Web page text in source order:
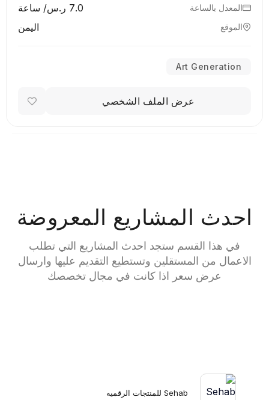
المعدل بالساعة 7.0 ر.س/ ساعة
الموقع اليمن
Art Generation
عرض الملف الشخصي
احدث المشاريع المعروضة
في هذا القسم ستجد احدث المشاريع التي تطلب
الاعمال من المستقلين وتستطيع التقديم عليها وارسال
عرض سعر اذا كانت في مجال تخصصك
Sehab للمنتجات الرقميه